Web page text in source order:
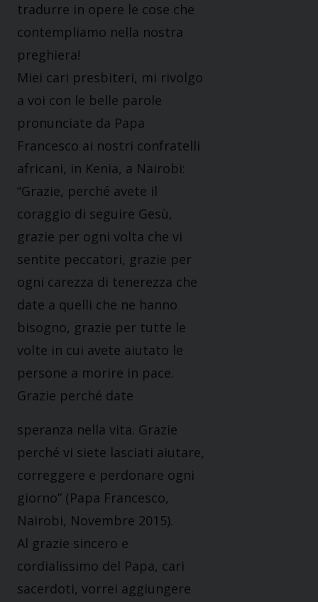
tradurre in opere le cose che
contempliamo nella nostra
preghiera!
Miei cari presbiteri, mi rivolgo
a voi con le belle parole
pronunciate da Papa
Francesco ai nostri confratelli
africani, in Kenia, a Nairobi:
“Grazie, perché avete il
coraggio di seguire Gesù,
grazie per ogni volta che vi
sentite peccatori, grazie per
ogni carezza di tenerezza che
date a quelli che ne hanno
bisogno, grazie per tutte le
volte in cui avete aiutato le
persone a morire in pace.
Grazie perché date
speranza nella vita. Grazie
perché vi siete lasciati aiutare,
correggere e perdonare ogni
giorno” (Papa Francesco,
Nairobi, Novembre 2015).
Al grazie sincero e
cordialissimo del Papa, cari
sacerdoti, vorrei aggiungere